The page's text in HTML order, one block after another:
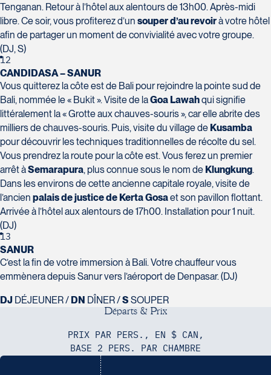
Tenganan. Retour à l’hôtel aux alentours de 13h00. Après-midi
libre. Ce soir, vous profiterez d’un souper d’au revoirà votre hôtel
afin de partager un moment de convivialité avec votre groupe.
(DJ, S)
12
CANDIDASA – SANUR
Vous quitterez la côte est de Bali pour rejoindre la pointe sud de
Bali, nommée le « Bukit ». Visite de laGoa Lawahqui signifie
littéralement la « Grotte aux chauves-souris », car elle abrite des
milliers de chauves-souris. Puis, visite du village de Kusamba
pour découvrir les techniques traditionnelles de récolte du sel.
Vous prendrez la route pour la côte est. Vous ferez un premier
arrêt àSemarapura, plus connue sous le nom de Klungkung.
Dans les environs de cette ancienne capitale royale, visite de
l’ancien palais de justice de Kerta Gosaet son pavillon flottant.
Arrivée à l’hôtel aux alentours de 17h00. Installation pour 1 nuit.
(DJ)
13
SANUR
C’est la fin de votre immersion à Bali. Votre chauffeur vous
emmènera depuis Sanur vers l’aéroport de Denpasar. (DJ)
DJ DÉJEUNER / DN DÎNER /S SOUPER
Départs & Prix
PRIX PAR PERS., EN $ CAN,
BASE 2 PERS. PAR CHAMBRE